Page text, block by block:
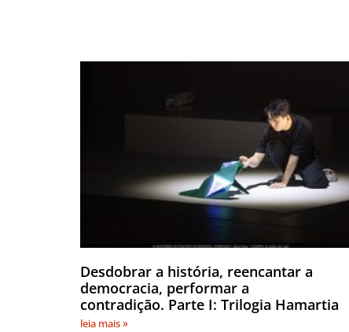
Desdobrar a história, reencantar a
democracia, performar a
contradição. Parte I: Trilogia Hamartia
leia mais »